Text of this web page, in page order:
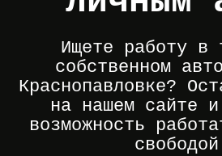
Ищете работу в
собственном
Краснопавловке?
на нашем сайте и
возможность